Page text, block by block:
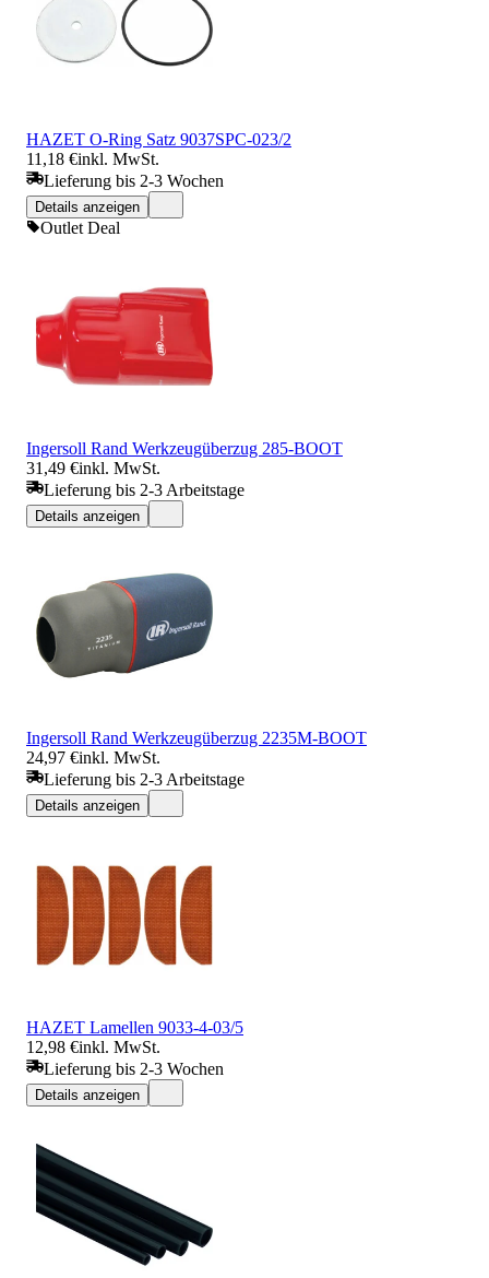
HAZET O-Ring Satz 9037SPC-023/2
11,18 €inkl. MwSt.
Lieferung bis 2-3 Wochen
Details anzeigen
Outlet Deal
Ingersoll Rand Werkzeugüberzug 285-BOOT
31,49 €inkl. MwSt.
Lieferung bis 2-3 Arbeitstage
Details anzeigen
Ingersoll Rand Werkzeugüberzug 2235M-BOOT
24,97 €inkl. MwSt.
Lieferung bis 2-3 Arbeitstage
Details anzeigen
HAZET Lamellen 9033-4-03/5
12,98 €inkl. MwSt.
Lieferung bis 2-3 Wochen
Details anzeigen